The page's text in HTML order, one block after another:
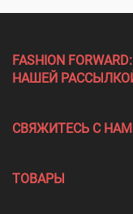
FASHION
НАШЕЙ
СВЯЖИТЕСЬ С
ТОВАРЫ